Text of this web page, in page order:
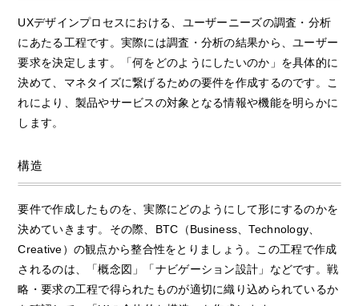
UXデザインプロセスにおける、ユーザーニーズの調査・分析
にあたる工程です。実際には調査・分析の結果から、ユーザー
要求を決定します。「何をどのようにしたいのか」を具体的に
決めて、マネタイズに繋げるための要件を作成するのです。こ
れにより、製品やサービスの対象となる情報や機能を明らかに
します。
構造
要件で作成したものを、実際にどのようにして形にするのかを
決めていきます。その際、BTC（Business、Technology、
Creative）の観点から整合性をとりましょう。この工程で作成
されるのは、「概念図」「ナビゲーション設計」などです。戦
略・要求の工程で得られたものが適切に織り込められているか